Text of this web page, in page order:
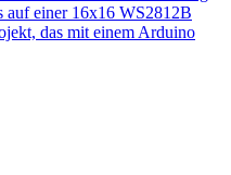
auf einer 16x16 WS2812B
das mit einem Arduino